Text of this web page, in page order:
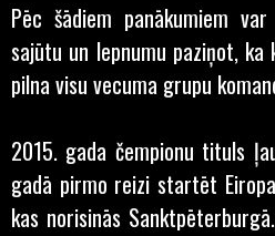
Pēc šādiem panākumiem
sajūtu un lepnumu paziņot,
pilna visu vecuma grupu
2015. gada čempionu tituls
gadā pirmo reizi startēt
kas norisinās